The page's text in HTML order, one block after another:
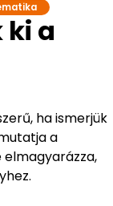
a
ha ismerjük
a